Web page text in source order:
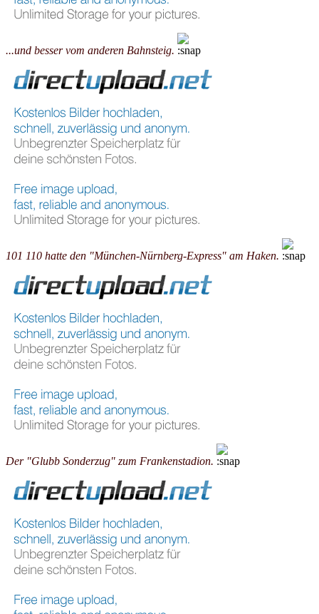
...und besser vom anderen Bahnsteig.
101 110 hatte den "München-Nürnberg-Express" am Haken.
Der "Glubb Sonderzug" zum Frankenstadion.